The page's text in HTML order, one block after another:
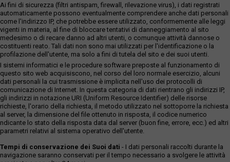
Ai fini di sicurezza (filtri antispam, firewall, rilevazione virus), i dati registrati
automaticamente possono eventualmente comprendere anche dati personali
come l'indirizzo IP, che potrebbe essere utilizzato, conformemente alle leggi
vigenti in materia, al fine di bloccare tentativi di danneggiamento al sito
medesimo o di recare danno ad altri utenti, o comunque attività dannose o
costituenti reato. Tali dati non sono mai utilizzati per l'identificazione o la
profilazione dell'utente, ma solo a fini di tutela del sito e dei suoi utenti.
I sistemi informatici e le procedure software preposte al funzionamento di
questo sito web acquisiscono, nel corso del loro normale esercizio, alcuni
dati personali la cui trasmissione è implicita nell'uso dei protocolli di
comunicazione di Internet. In questa categoria di dati rientrano gli indirizzi IP,
gli indirizzi in notazione URI (Uniform Resource Identifier) delle risorse
richieste, l'orario della richiesta, il metodo utilizzato nel sottoporre la richiesta
al server, la dimensione del file ottenuto in risposta, il codice numerico
ndicante lo stato della risposta data dal server (buon fine, errore, ecc.) ed altri
parametri relativi al sistema operativo dell'utente.
Tempi di conservazione dei Suoi dati - I dati personali raccolti durante la
navigazione saranno conservati per il tempo necessario a svolgere le attività